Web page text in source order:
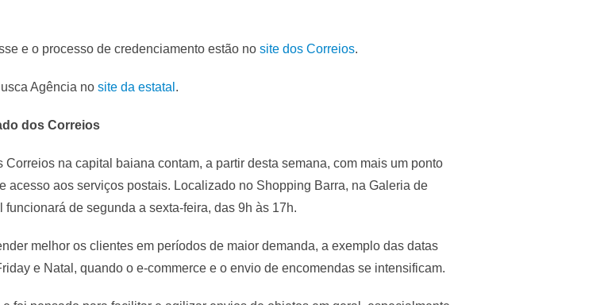
e o processo de credenciamento estão no site dos Correios.
Agência no site da estatal .
dos Correios
na capital baiana contam, a partir desta semana, com mais um ponto
acesso aos serviços postais. Localizado no Shopping Barra, na Galeria de
de segunda a sexta-feira, das 9h às 17h.
melhor os clientes em períodos de maior demanda, a exemplo das datas
e Natal, quando o e-commerce e o envio de encomendas se intensificam.